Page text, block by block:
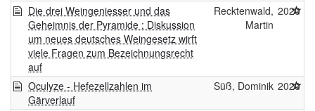
Die drei Weingeniesser und das
Geheimnis der Pyramide : Diskussion
um neues deutsches Weingesetz wirft
viele Fragen zum Bezeichnungsrecht
auf
Recktenwald,
Martin
2020
Oculyze - Hefezellzahlen im
Gärverlauf
Süß, Dominik 2020